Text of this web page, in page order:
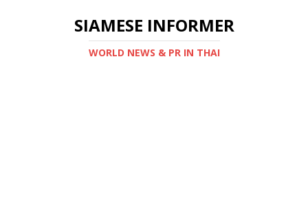
SIAMESE INFORMER
WORLD NEWS & PR IN THAI